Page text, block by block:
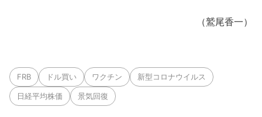
（鷲尾香一）
FRB ドル買い ワクチン 新型コロナウイルス
日経平均株価 景気回復